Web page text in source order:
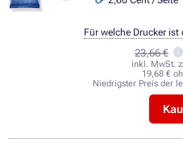
23,66 €
inkl. MwSt.
19,68 €
Niedrigster Preis der
Für welche Drucker ist